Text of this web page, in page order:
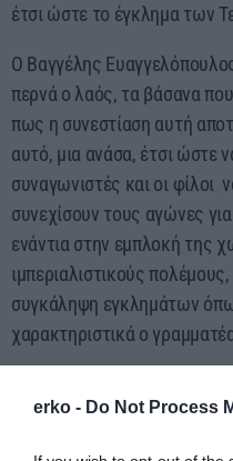
erko - Do Not Process
έτσι ώστε το έγκλημα των
Ο Βαγγέλης
περνά ο λαός, τα βάσανα
πως η συνεστίαση αυτή
αυτό, μια ανάσα, έτσι ώστε
συναγωνιστές και οι φίλοι
συνεχίσουν τους αγώνες
ενάντια στην εμπλοκή της
ιμπεριαλιστικούς
συγκάληψη εγκλημάτων
χαρακτηριστικά ο